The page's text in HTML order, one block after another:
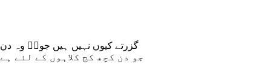
گزرتے کیوں نہیں ہیں جونؔ وہ دن
جو دن کچھ کج کلاہوں کے لئے ہے